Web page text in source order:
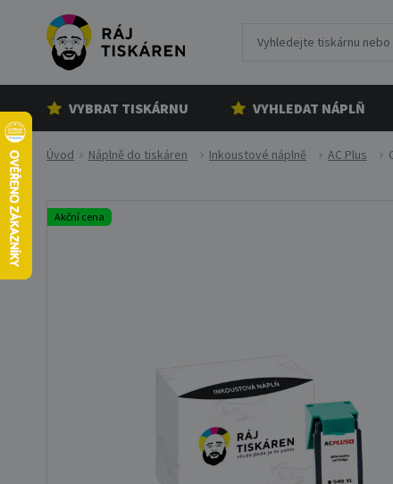
VYBRAT TISKÁRNU VYHLEDAT NÁPLŇ
Úvod Náplně do tiskáren Inkoustové náplně AC Plus
Akční cena